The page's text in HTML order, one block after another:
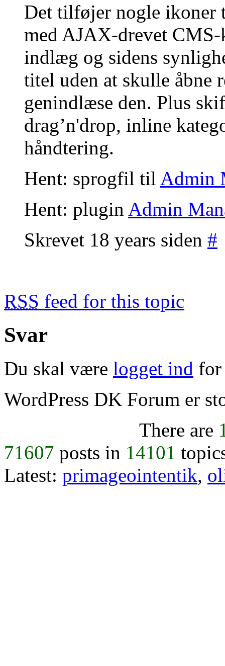
Det tilføjer nogle
med AJAX-drevet
indlæg og sidens
titel uden at skulle åbne
genindlæse den. Plus
drag’n'drop, inline
håndtering.
Hent: sprogfil til Admin
Hent: plugin Admin
Skrevet 18 years siden #
RSS feed for this topic
Svar
Du skal være logget ind for
WordPress DK Forum er
There are
71607 posts in 14101
Latest: primageointentik,